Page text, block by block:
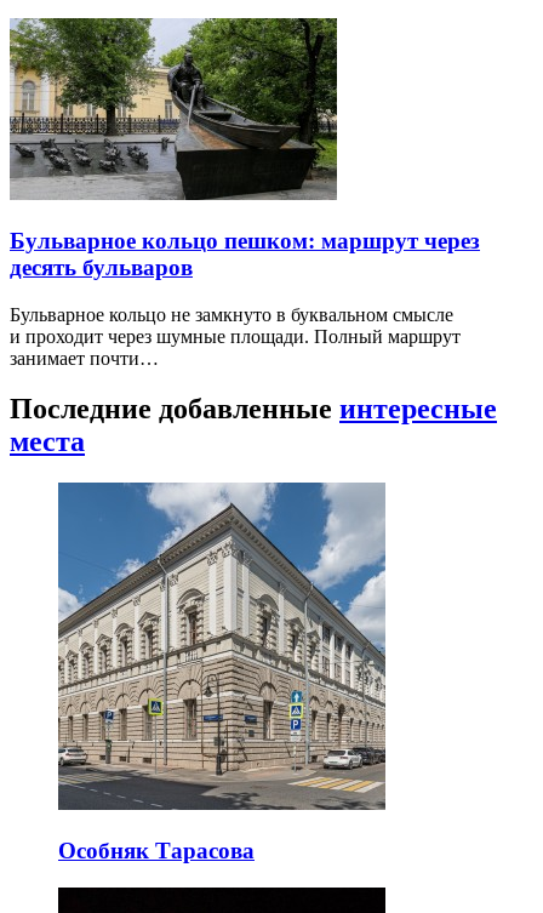
Бульварное кольцо пешком: маршрут через
десять бульваров
Бульварное кольцо не замкнуто в буквальном смысле
и проходит через шумные площади. Полный маршрут
занимает почти…
Последние добавленные интересные
места
Особняк Тарасова